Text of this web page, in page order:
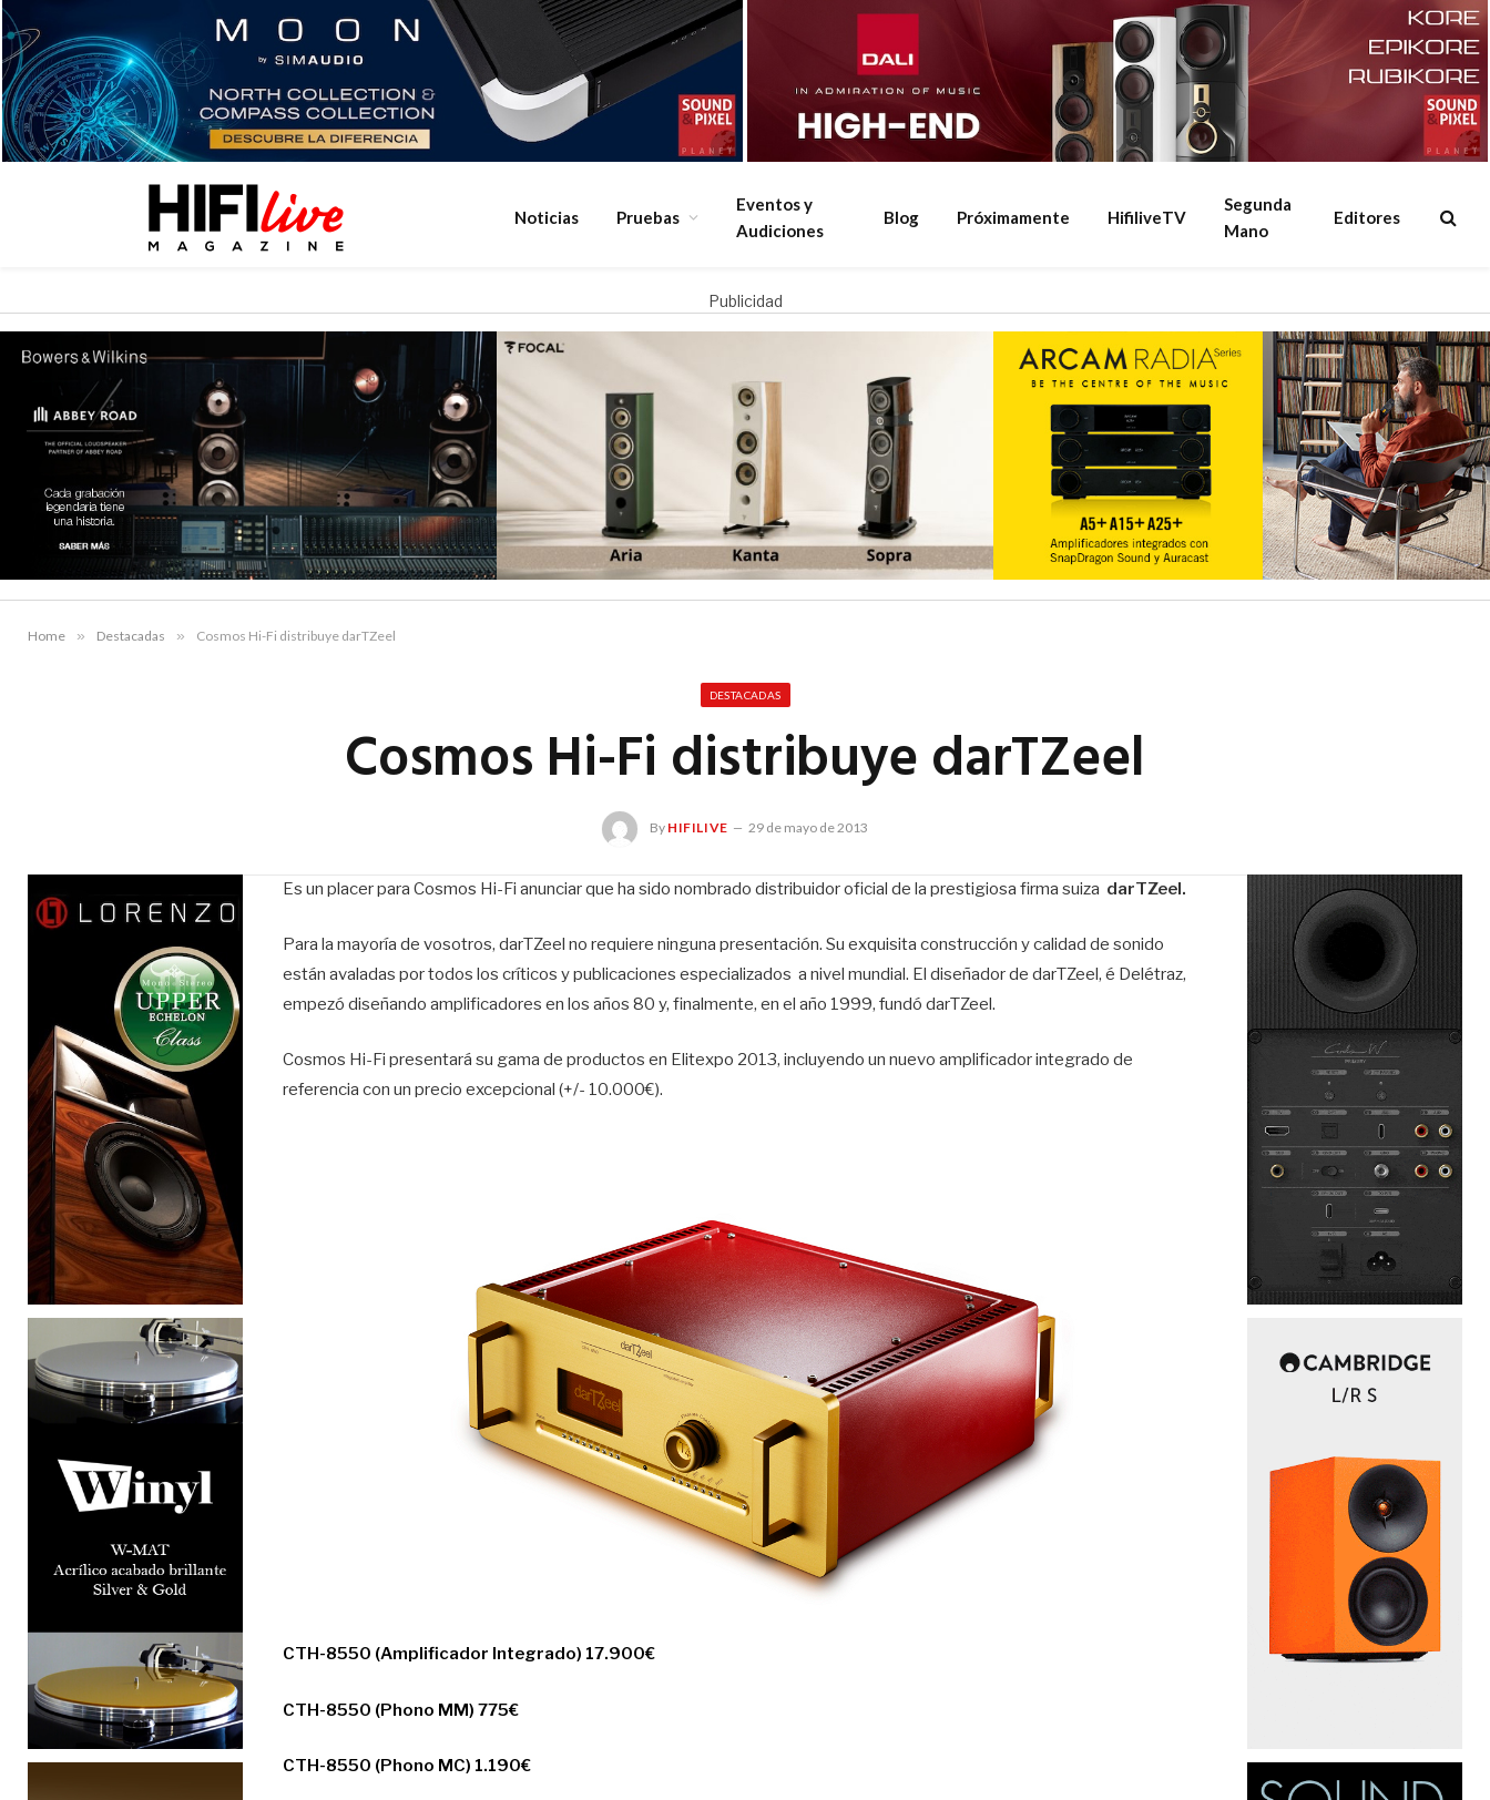
Noticias Pruebas
Eventos y
Audiciones
Blog Próximamente HifiliveTV
Segunda
Mano
Editores
Publicidad
Home » Destacadas » Cosmos Hi-Fi distribuye darTZeel
DESTACADAS
Cosmos Hi-Fi distribuye darTZeel
By HIFILIVE 29 de mayo de 2013
Es un placer para Cosmos Hi-Fi anunciar que ha sido nombrado distribuidor oficial de la prestigiosa firma suiza darTZeel.
Para la mayoría de vosotros, darTZeel no requiere ninguna presentación. Su exquisita construcción y calidad de sonido
están avaladas por todos los críticos y publicaciones especializados a nivel mundial. El diseñador de darTZeel, é Delétraz,
empezó diseñando amplificadores en los años 80 y, finalmente, en el año 1999, fundó darTZeel.
Cosmos Hi-Fi presentará su gama de productos en Elitexpo 2013, incluyendo un nuevo amplificador integrado de
referencia con un precio excepcional (+/- 10.000€).
CTH-8550 (Amplificador Integrado) 17.900€
CTH-8550 (Phono MM) 775€
CTH-8550 (Phono MC) 1.190€